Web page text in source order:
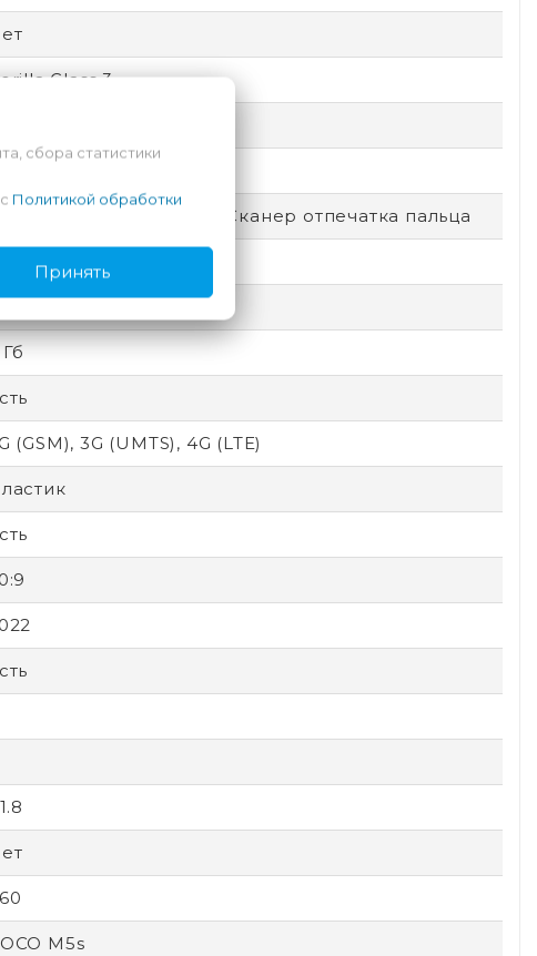
Glass 3
по лицу, Сканер отпечатка пальца
(GSM), 3G (UMTS), 4G (LTE)
M5s
сбора статистики
Политикой обработки
Принять